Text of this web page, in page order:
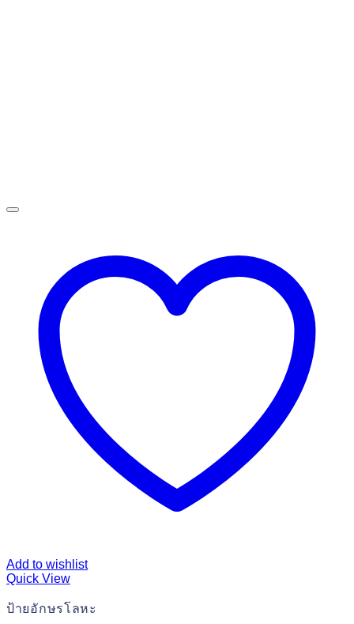
Add to wishlist
Quick View
ป้ายอักษรโลหะ